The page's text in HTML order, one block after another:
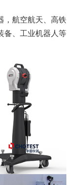
，航空航天、高铁
备、工业机器人等